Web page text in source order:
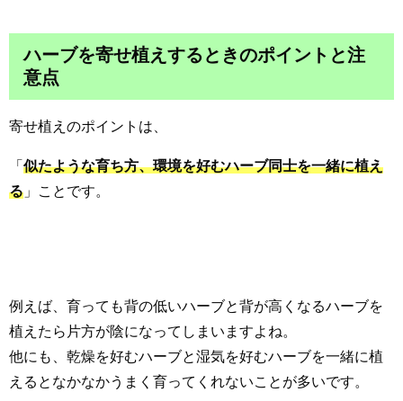
ハーブを寄せ植えするときのポイントと注
意点
寄せ植えのポイントは、
「 似たような育ち方、環境を好むハーブ同士を一緒に植え
る 」ことです。
例えば、育っても背の低いハーブと背が高くなるハーブを
植えたら片方が陰になってしまいますよね。
他にも、乾燥を好むハーブと湿気を好むハーブを一緒に植
えるとなかなかうまく育ってくれないことが多いです。